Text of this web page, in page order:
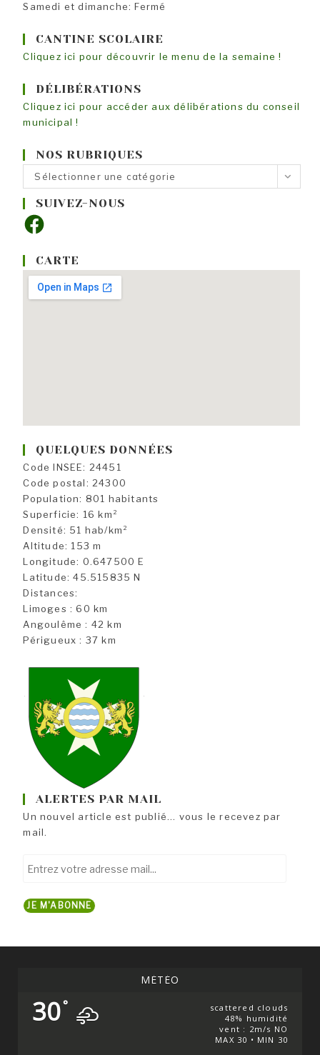
Samedi et dimanche: Fermé
CANTINE SCOLAIRE
Cliquez ici pour découvrir le menu de la semaine !
DÉLIBÉRATIONS
Cliquez ici pour accéder aux délibérations du conseil
municipal !
NOS RUBRIQUES
Nos
rubriques
Sélectionner une catégorie
SUIVEZ-NOUS
Facebook
CARTE
QUELQUES DONNÉES
Code INSEE: 24451
Code postal: 24300
Population: 801 habitants
Superficie: 16 km²
Densité: 51 hab/km²
Altitude: 153 m
Longitude: 0.647500 E
Latitude: 45.515835 N
Distances:
Limoges : 60 km
Angoulême : 42 km
Périgueux : 37 km
ALERTES PAR MAIL
Un nouvel article est publié... vous le recevez par
mail.
votre
mail...
JE M'ABONNE
MÉTÉO
30°
scattered clouds
48% humidité
vent : 2m/s NO
MAX 30 • MIN 30